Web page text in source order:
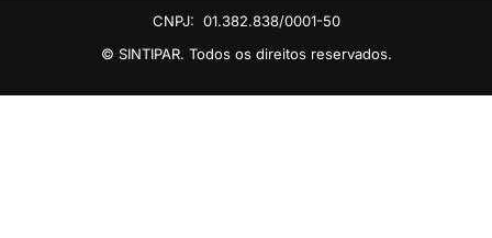
CNPJ: 01.382.838/0001-50
© SINTIPAR. Todos os direitos reservados.